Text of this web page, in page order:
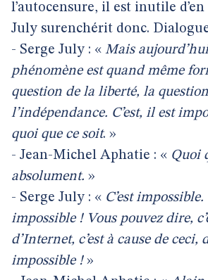
l’autocensure, il est inutile
July surenchérit donc.
- Serge July : « Mais
phénomène est quand même
question de la liberté, la
l’indépendance. C’est, il est
quoi que ce soit. »
- Jean-Michel Aphatie : « Quoi
absolument. »
- Serge July : « C’est impossible.
impossible ! Vous pouvez dire,
d’Internet, c’est à cause de ceci,
impossible !»